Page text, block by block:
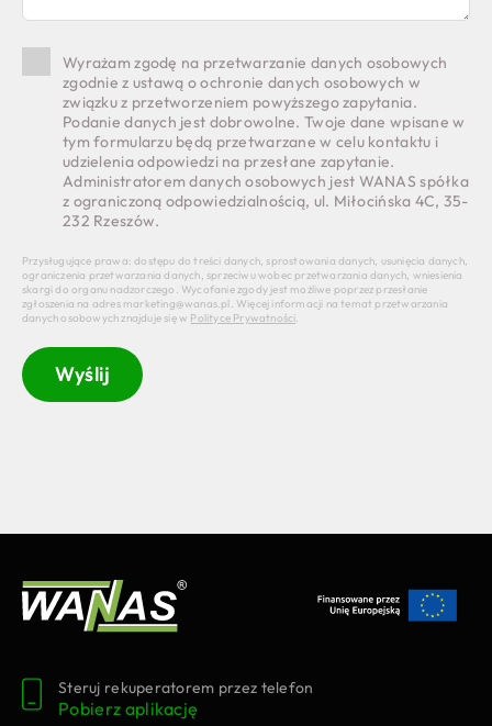
Wyrażam zgodę na przetwarzanie danych osobowych
zgodnie z ustawą o ochronie danych osobowych w
związku z przetworzeniem powyższego zapytania.
Podanie danych jest dobrowolne. Twoje dane wpisane w
tym formularzu będą przetwarzane w celu kontaktu i
udzielenia odpowiedzi na przesłane zapytanie.
Administratorem danych osobowych jest WANAS spółka
z ograniczoną odpowiedzialnością, ul. Miłocińska 4C, 35-
232 Rzeszów.
Przysługujące prawa: dostępu do treści danych, sprostowania danych, usunięcia danych,
ograniczenia przetwarzania danych, sprzeciwu wobec przetwarzania danych, wniesienia
skargi do organu nadzorczego. Wycofanie zgody jest możliwe poprzez przesłanie
zgłoszenia na adres marketing@wanas.pl. Więcej informacji na temat przetwarzania
danych osobowych znajduje się w Polityce Prywatności.
Steruj rekuperatorem przez telefon
Pobierz aplikację